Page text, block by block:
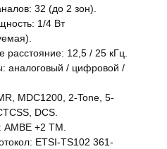
32 (до 2 зон).
1/4 Вт
расстояние: 12,5 / 25 кГц.
аналоговый / цифровой /
MDC1200, 2-Tone, 5-
DCS.
+2 TM.
ETSI-TS102 361-